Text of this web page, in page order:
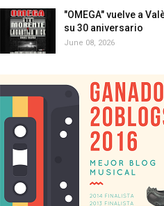
"OMEGA" vuelve a
su 30 aniversario
June 08, 2026